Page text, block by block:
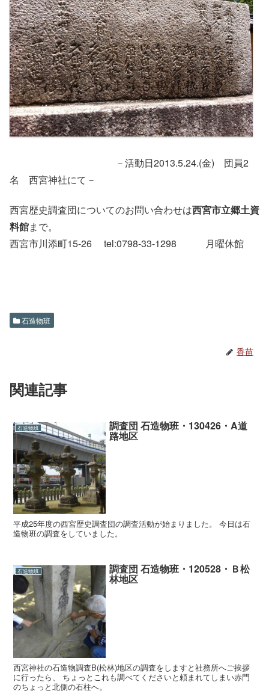
－活動日2013.5.24.(金) 団員2
名 西宮神社にて－
西宮歴史調査団についてのお問い合わせは西宮市立郷土資
料館まで。
西宮市川添町15-26 tel:0798-33-1298 月曜休館
石造物班
香苗
関連記事
石造物班 調査団 石造物班・130426・A道
路地区
平成25年度の西宮歴史調査団の調査活動が始まりました。 今日は石
造物班の調査をしていました。
石造物班 調査団 石造物班・120528・Ｂ松
林地区
西宮神社の石造物調査B(松林)地区の調査をしますと社務所へご挨拶
に行ったら、 ちょっとこれも調べてくださいと頼まれてしまい赤門
のちょっと北側の石柱へ。